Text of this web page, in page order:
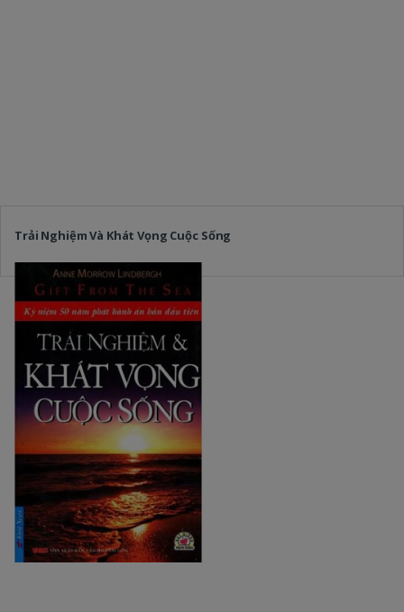
Trải Nghiệm Và Khát Vọng Cuộc Sống